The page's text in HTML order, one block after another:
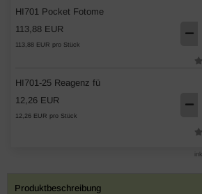
HI701 Pocket Fotome
113,88 EUR
113,88 EUR pro Stück
HI701-25 Reagenz fü
12,26 EUR
12,26 EUR pro Stück
Produktbeschreibung